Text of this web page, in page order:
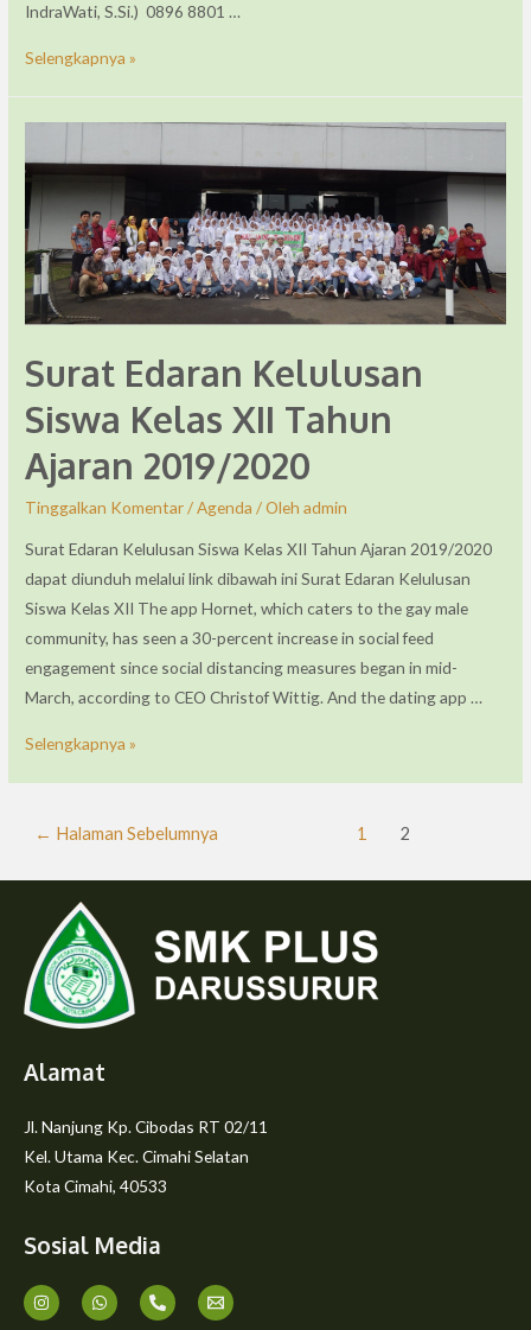
IndraWati, S.Si.) 0896 8801 …
Selengkapnya »
Surat Edaran Kelulusan
Siswa Kelas XII Tahun
Ajaran 2019/2020
Tinggalkan Komentar/Agenda / Olehadmin
Surat Edaran Kelulusan Siswa Kelas XII Tahun Ajaran 2019/2020
dapat diunduh melalui link dibawah ini Surat Edaran Kelulusan
Siswa Kelas XII The app Hornet, which caters to the gay male
community, has seen a 30-percent increase in social feed
engagement since social distancing measures began in mid-
March, according to CEO Christof Wittig. And the dating app …
Selengkapnya »
← Halaman Sebelumnya 1 2
Alamat
Jl. Nanjung Kp. Cibodas RT 02/11
Kel. Utama Kec. Cimahi Selatan
Kota Cimahi, 40533
Sosial Media